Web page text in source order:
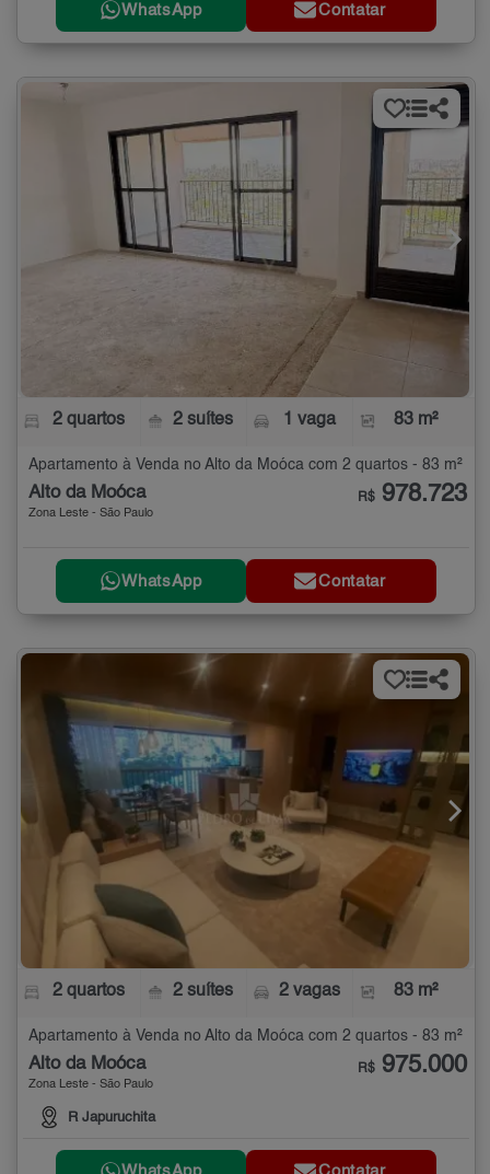
WhatsApp Contatar
2 quartos 2 suítes 1 vaga 83 m²
Apartamento à Venda no Alto da Moóca com 2 quartos - 83 m²
Alto da Moóca
Zona Leste - São Paulo
R$ 978.723
WhatsApp Contatar
2 quartos 2 suítes 2 vagas 83 m²
Apartamento à Venda no Alto da Moóca com 2 quartos - 83 m²
Alto da Moóca
Zona Leste - São Paulo
R Japuruchita
R$ 975.000